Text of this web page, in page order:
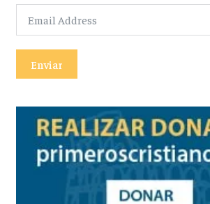
Enviar